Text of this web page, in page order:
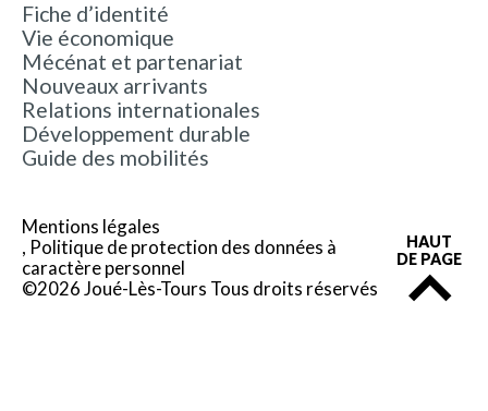
Fiche d’identité
Vie économique
Mécénat et partenariat
Nouveaux arrivants
Relations internationales
Développement durable
Guide des mobilités
Mentions légales
Politique de protection des données à
caractère personnel
©2026 Joué-Lès-Tours Tous droits réservés
HAUT
DE PAGE